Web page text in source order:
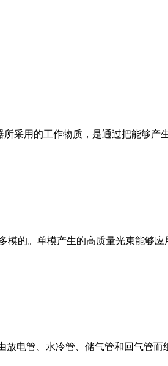
采用的工作物质，是通过把能够产
的。单模产生的高质量光束能够
电管、水冷管、储气管和回气管而